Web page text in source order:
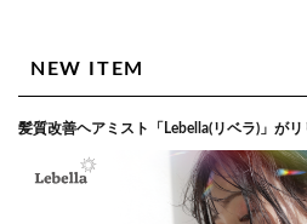
NEW ITEM
髪質改善ヘアミスト「Lebella(リベラ)」がリ